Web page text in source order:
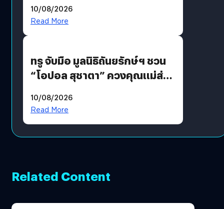
รักแน่นฮอลล์
10/08/2026
Read More
ทรู จับมือ มูลนิธิถันยรักษ์ฯ ชวน
“โอปอล สุชาตา” ควงคุณแม่ส่ง
เติมเต็มความหมายวันแม่ปีนี้
10/08/2026
Read More
Related Content